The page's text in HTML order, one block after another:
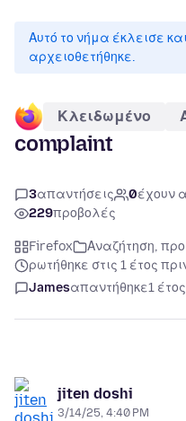
Αυτό το νήμα έκλεισε και
αρχειοθετήθηκε.
Κλειδωμένο
complaint
3απαντήσεις 0έχουν
229προβολές
Firefox
Αναζήτηση,
ρωτήθηκε στις 1 έτος
Jamesαπαντήθηκε1
jiten doshi
3/14/25, 4:40 PM